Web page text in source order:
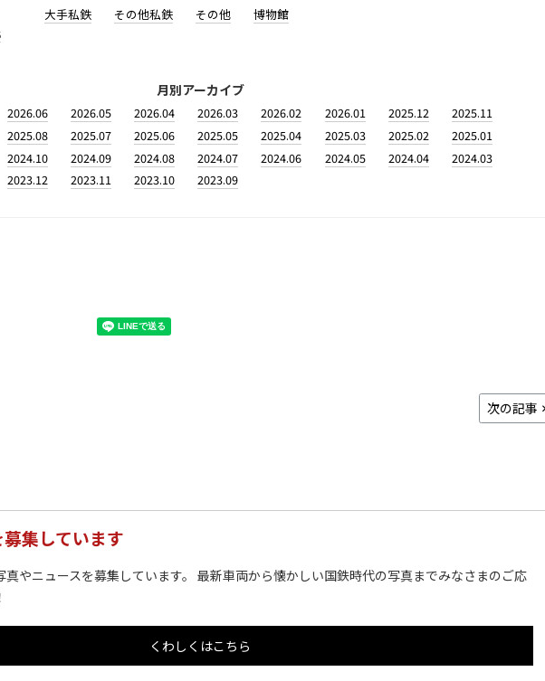
大手私鉄 その他私鉄 その他 博物館
月別アーカイブ
2026.06 2026.05 2026.04 2026.03 2026.02 2026.01 2025.12
2025.11
2025.08 2025.07 2025.06 2025.05 2025.04 2025.03 2025.02
2025.01
2024.10 2024.09 2024.08 2024.07 2024.06 2024.05 2024.04
2024.03
2023.12 2023.11 2023.10 2023.09
次の記事
集しています
やニュースを募集しています。 最新車両から懐かしい国鉄時代の写真までみなさまのご応
くわしくはこちら